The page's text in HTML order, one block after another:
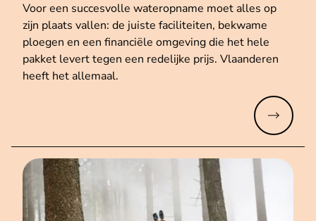
Voor een succesvolle wateropname moet alles op
zijn plaats vallen: de juiste faciliteiten, bekwame
ploegen en een financiële omgeving die het hele
pakket levert tegen een redelijke prijs. Vlaanderen
heeft het allemaal.
Meer